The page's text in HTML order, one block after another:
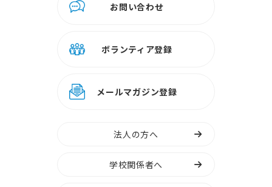
お問い合わせ
ボランティア登録
メールマガジン登録
法人の方へ
学校関係者へ